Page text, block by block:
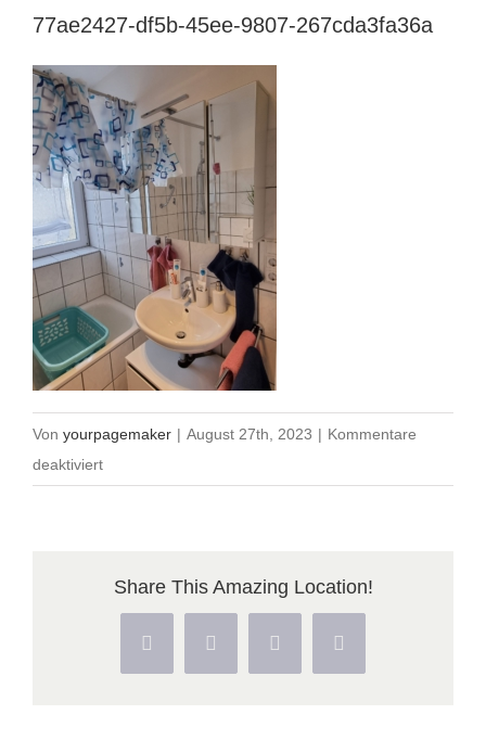
77ae2427-df5b-45ee-9807-267cda3fa36a
Von yourpagemaker | August 27th, 2023 | Kommentare
deaktiviertfür
9807-
267cda3fa36a
Share This Amazing Location!
Facebook
X PinterestVk